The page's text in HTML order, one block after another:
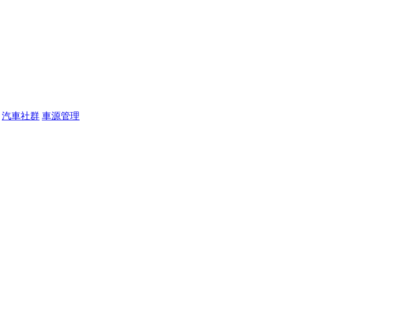
汽車社群 車源管理